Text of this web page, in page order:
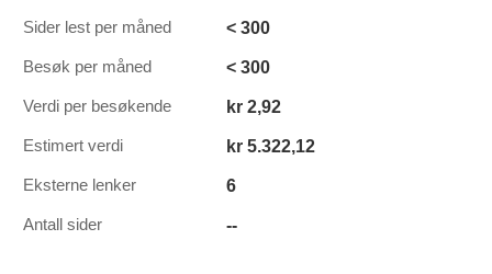
Sider lest per måned < 300
Besøk per måned < 300
Verdi per besøkende kr 2,92
Estimert verdi kr 5.322,12
Eksterne lenker 6
Antall sider --